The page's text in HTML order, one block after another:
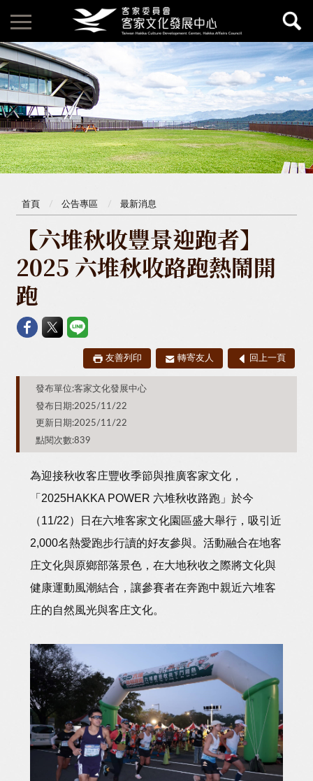
首頁 公告專區 最新消息
【六堆秋收豐景迎跑者】
2025 六堆秋收路跑熱鬧開
跑
友善列印 轉寄友人 回上一頁
發布單位:客家文化發展中心
發布日期:2025/11/22
更新日期:2025/11/22
點閱次數:839
為迎接秋收客庄豐收季節與推廣客家文化，
「2025HAKKA POWER 六堆秋收路跑」於今
（11/22）日在六堆客家文化園區盛大舉行，吸引近
2,000名熱愛跑步行讀的好友參與。活動融合在地客
庄文化與原鄉部落景色，在大地秋收之際將文化與
健康運動風潮結合，讓參賽者在奔跑中親近六堆客
庄的自然風光與客庄文化。